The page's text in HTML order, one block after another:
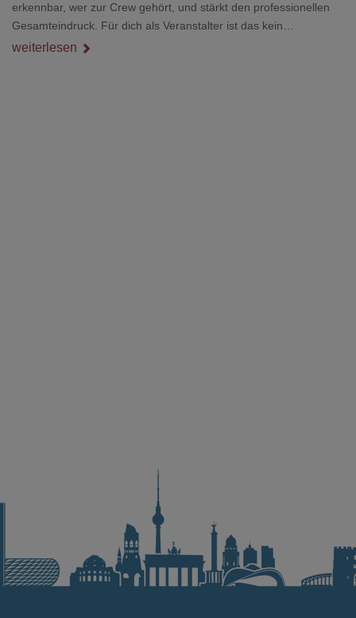
erkennbar, wer zur Crew gehört, und stärkt den professionellen
Gesamteindruck. Für dich als Veranstalter ist das kein
Nebenthema: Bei Textilien mit Stickerei oder mehreren
weiterlesen